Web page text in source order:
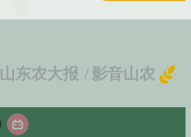
山东农大报 / 影音山农